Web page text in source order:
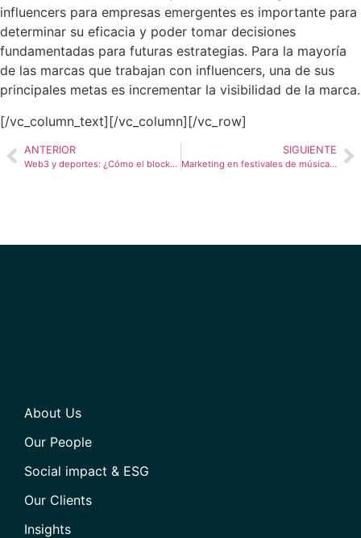
influencers para empresas emergentes es importante para
determinar su eficacia y poder tomar decisiones
fundamentadas para futuras estrategias. Para la mayoría
de las marcas que trabajan con influencers, una de sus
principales metas es incrementar la visibilidad de la marca.
[/vc_column_text][/vc_column][/vc_row]
ANTERIOR
Web3 y deportes: ¿Cómo el blockchain está transformando la industria?
SIGUIENTE
Marketing en festivales de música: 5 estrategias para rockearla en América Latina
About Us
Our People
Social impact & ESG
Our Clients
Insights